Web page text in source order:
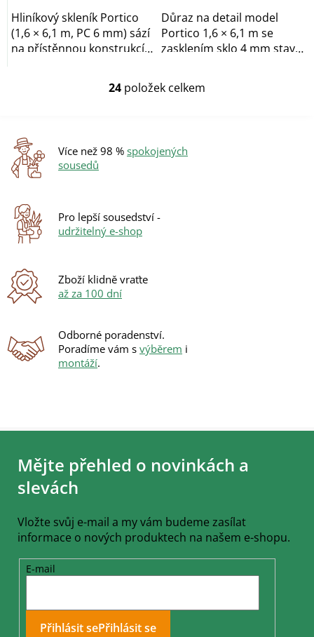
Hliníkový skleník Portico
(1,6 × 6,1 m, PC 6 mm) sází
na přístěnnou konstrukcí
Důraz na detail model
Portico 1,6 × 6,1 m se
zasklením sklo 4 mm staví
O
d
a
u
24 položek celkem
Více než 98 % spokojených
sousedů
Pro lepší sousedství -
udržitelný e-shop
Zboží klidně vraťte
až za 100 dní
Odborné poradenství.
Poradíme vám s výběrem i
montáží.
Z
Mějte přehled o novinkách a
slevách
Vložte svůj e-mail a my vám budeme zasílat
informace o nových produktech na našem e-shopu.
E-mail
Přihlásit se